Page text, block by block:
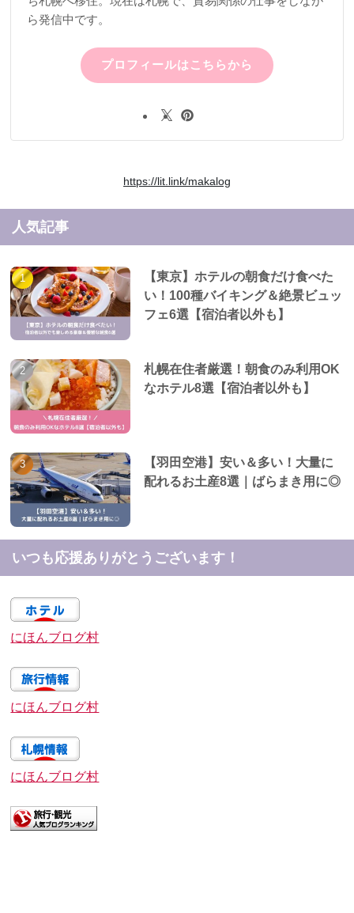
ら発信中です。
プロフィールはこちらから
https://lit.link/makalog
人気記事
【東京】ホテルの朝食だけ食べた
い！100種バイキング＆絶景ビュッ
フェ6選【宿泊者以外も】
札幌在住者厳選！朝食のみ利用OK
なホテル8選【宿泊者以外も】
【羽田空港】安い＆多い！大量に
配れるお土産8選｜ばらまき用に◎
いつも応援ありがとうございます！
にほんブログ村
にほんブログ村
にほんブログ村